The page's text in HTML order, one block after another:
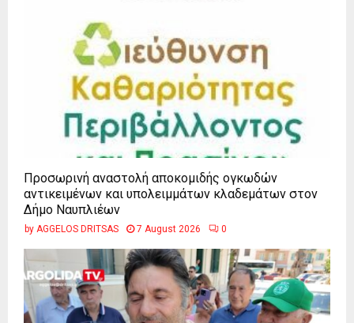
Προσωρινή αναστολή αποκομιδής ογκωδών
αντικειμένων και υπολειμμάτων κλαδεμάτων στον
Δήμο Ναυπλιέων
by AGGELOS DRITSAS 7 August 2026 0